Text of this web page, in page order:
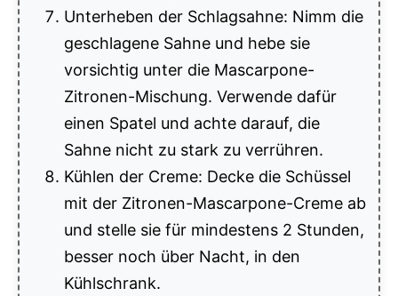
Unterheben der Schlagsahne: Nimm die
geschlagene Sahne und hebe sie
vorsichtig unter die Mascarpone-
Zitronen-Mischung. Verwende dafür
einen Spatel und achte darauf, die
Sahne nicht zu stark zu verrühren.
Kühlen der Creme: Decke die Schüssel
mit der Zitronen-Mascarpone-Creme ab
und stelle sie für mindestens 2 Stunden,
besser noch über Nacht, in den
Kühlschrank.